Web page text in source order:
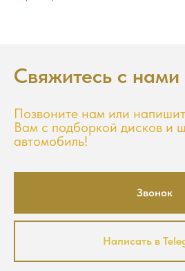
Свяжитесь с нами
Позвоните нам или
Вам с подборкой дисков и
автомобиль!
Звонок
Написать в